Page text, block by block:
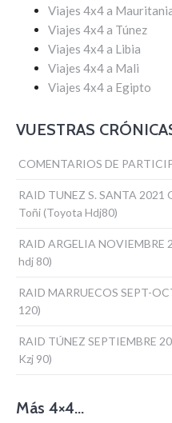
Viajes 4x4 a
Viajes 4x4 a Túnez
Viajes 4x4 a Libia
Viajes 4x4 a Mali
Viajes 4x4 a Egipto
VUESTRAS
COMENTARIOS DE
RAID TUNEZ S. SANTA 2021
Toñi (Toyota Hdj80)
RAID ARGELIA NOVIEMBRE
hdj 80)
RAID MARRUECOS SEPT-
120)
RAID TÚNEZ SEPTIEMBRE
Kzj 90)
Más 4×4…